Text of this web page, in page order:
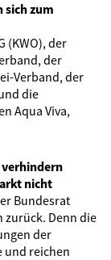
sich zum
(KWO), der
der
Verband, der
die
Aqua Viva,
nicht
Bundesrat
zurück. Denn die
der
und reichen